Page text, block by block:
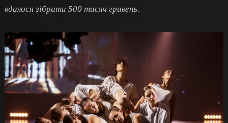
вдалося зібрати 500 тисяч гривень.